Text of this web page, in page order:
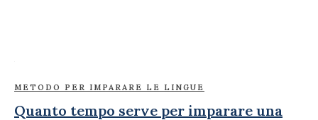
METODO PER IMPARARE LE LINGUE
Quanto tempo serve per imparare una